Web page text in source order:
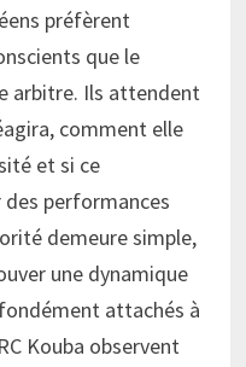
préfèrent
que le
arbitre. Ils attendent
comment elle
et si ce
performances
demeure simple,
une dynamique
attachés à
Kouba observent